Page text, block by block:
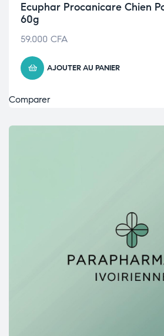
Ecuphar Procanicare Chien
60g
59.000 CFA
AJOUTER AU PANIER
Comparer